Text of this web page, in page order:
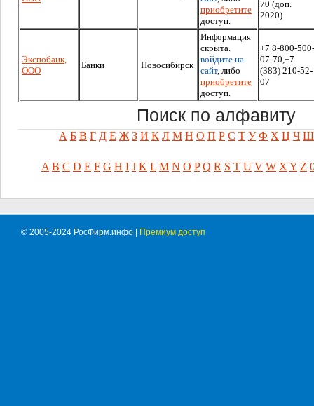
приобретите
доступ.
70 (доп.
2020)
Экспобанк,
ООО
Банки Новосибирск
Информация
скрыта.
войдите на
сайт, либо
приобретите
доступ.
+7 8-800-500-
07-70,+7
(383) 210-52-
07
Поиск по алфавиту
А Б В Г Д Е Ж З И К Л М Н О П Р С Т У Ф Х Ц Ч Ш
A B C D E F G H I J K L M N O P Q R S T U V W X Y Z
© 2005-2024 РосФирм.инфо | Премиум доступ